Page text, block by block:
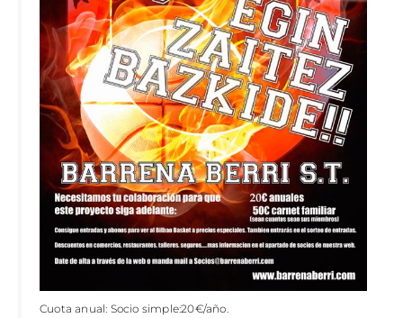
Cuota anual: Socio simple:20€/año.